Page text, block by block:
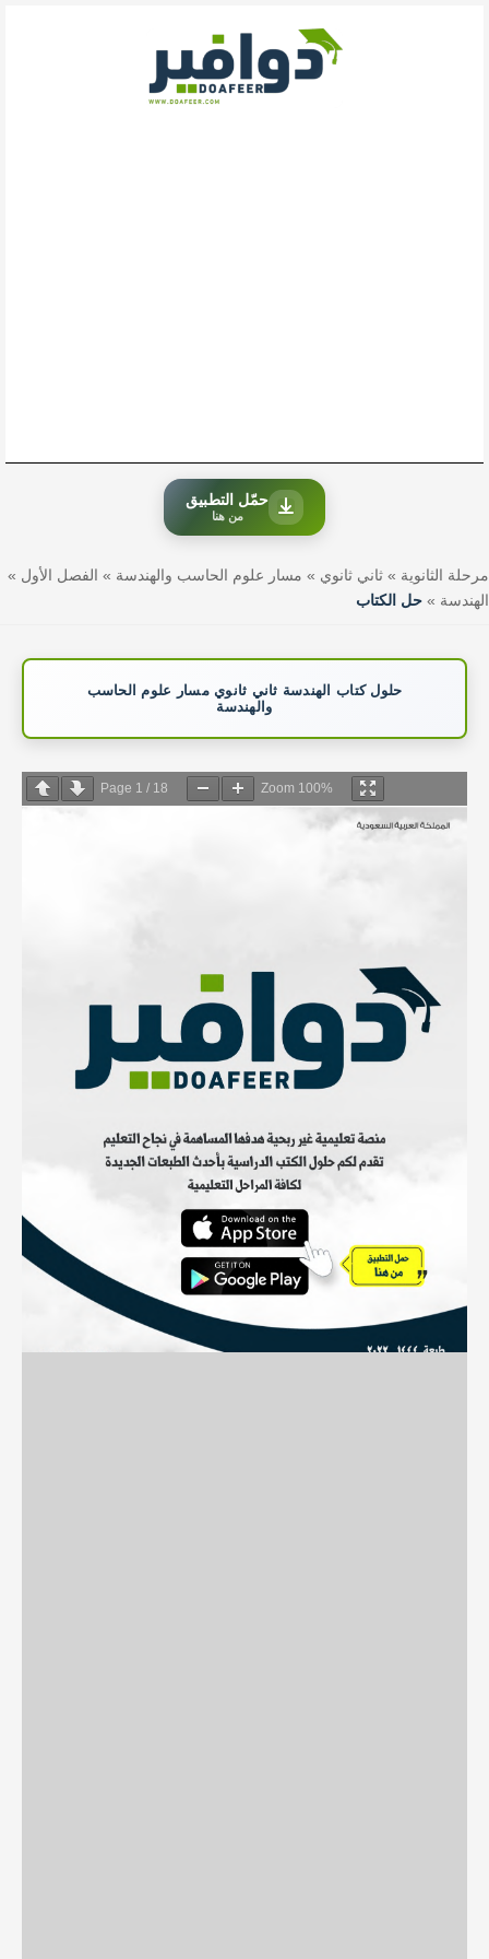
حمّل التطبيق
من هنا
مرحلة الثانوية » ثاني ثانوي » مسار علوم الحاسب والهندسة » الفصل الأول »
الهندسة » حل الكتاب
حلول كتاب الهندسة ثاني ثانوي مسار علوم الحاسب
والهندسة
Page 1 / 18 Zoom 100%